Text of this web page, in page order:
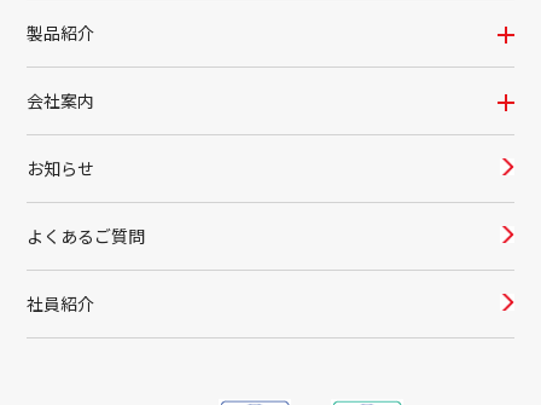
製品紹介
会社案内
お知らせ
よくあるご質問
社員紹介